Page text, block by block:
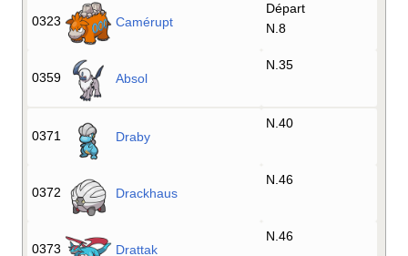
0323 Camérupt
Départ
N.8
0359 Absol
N.35
0371 Draby
N.40
0372 Drackhaus
N.46
0373 Drattak
N.46